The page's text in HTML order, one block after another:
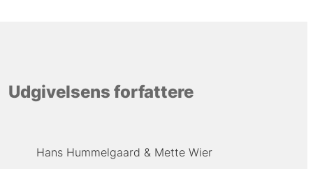
Udgivelsens forfattere
Hans Hummelgaard Mette Wier